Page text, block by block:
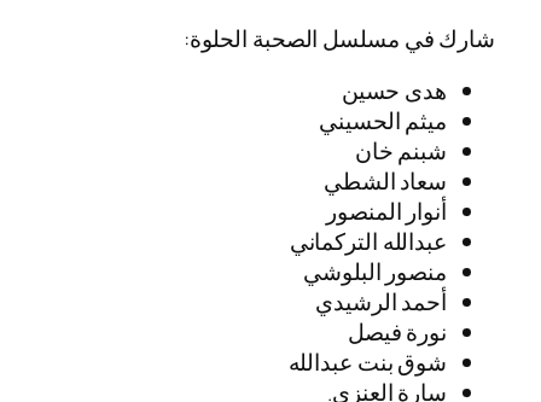
شارك في مسلسل الصحبة الحلوة:
هدى حسين
ميثم الحسيني
شبنم خان
سعاد الشطي
أنوار المنصور
عبدالله التركماني
منصور البلوشي
أحمد الرشيدي
نورة فيصل
شوق بنت عبدالله
سارة العنزي.